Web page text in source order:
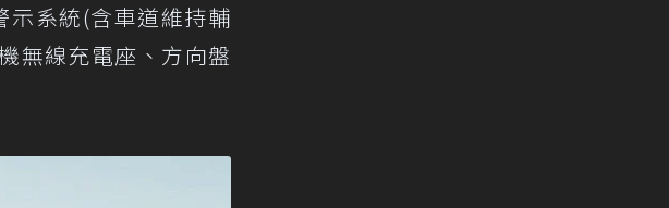
示系統(含車道維持輔
無線充電座、方向盤